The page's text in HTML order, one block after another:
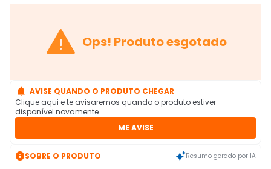
 Ops! Produto esgotado
 AVISE QUANDO O PRODUTO CHEGAR
Clique aqui e te avisaremos quando o produto estiver
disponível novamente
ME AVISE
SOBRE O PRODUTO Resumo gerado por IA